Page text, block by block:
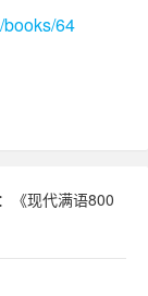
64
《现代满语800